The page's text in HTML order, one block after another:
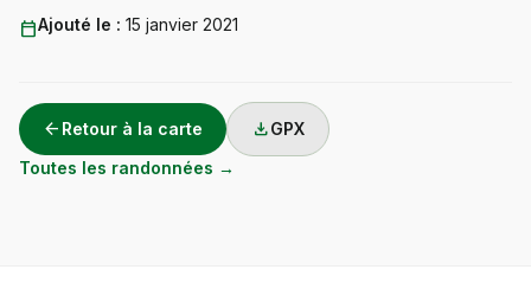
calendar_todayAjouté le : 15 janvier 2021
arrow_back Retour à la carte downloadGPX
Toutes les randonnées →